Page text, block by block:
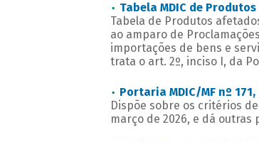
Tabela MDIC de
Tabela de Produtos
ao amparo de
importações de bens e
trata o art. 2º, inciso I, da
Portaria MDIC/MF nº
Dispõe sobre os critérios
março de 2026, e dá outras